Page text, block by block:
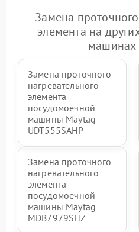
Замена
элемента на
машинах
Замена проточного
нагревательного
элемента
посудомоечной
машины Maytag
UDT555SAHP
Замена проточного
нагревательного
элемента
посудомоечной
машины Maytag
MDB7979SHZ